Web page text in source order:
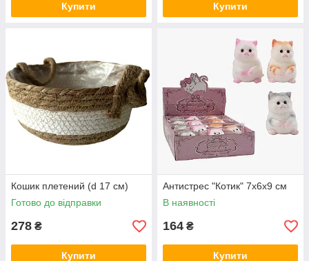
Купити Купити
Кошик плетений (d 17 см)
Готово до відправки
278 ₴
Купити
Антистрес "Котик" 7х6х9 см
В наявності
164 ₴
Купити